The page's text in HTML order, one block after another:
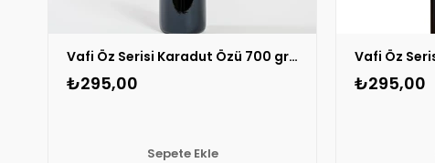
Vafi Öz Serisi Karadut Özü 700 gr (500 ml) 1 ADET
₺295,00
Sepete Ekle
₺295,00